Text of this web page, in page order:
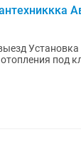
Установка
под